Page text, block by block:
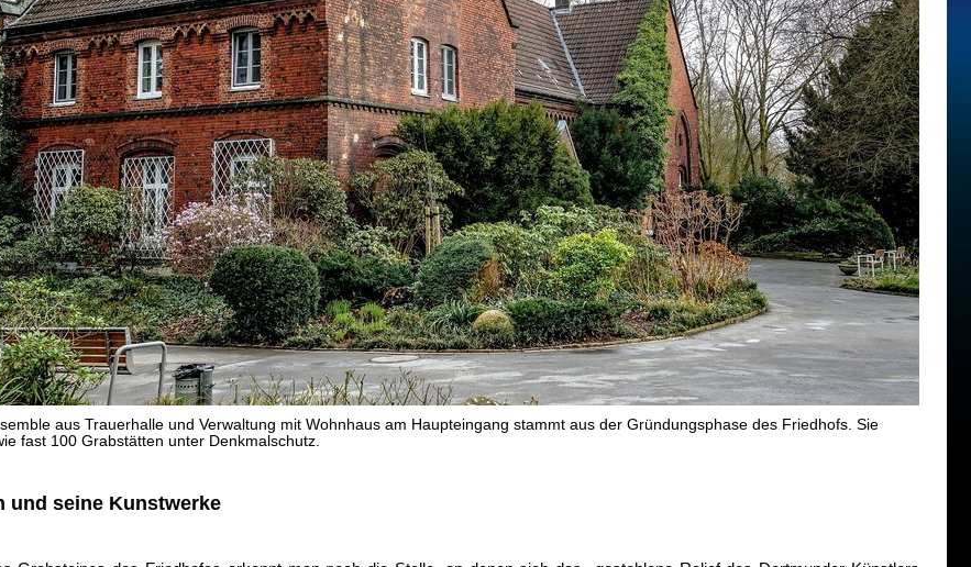
aus Trauerhalle und Verwaltung mit Wohnhaus am Haupteingang stammt aus der Gründungsphase des Friedhofs. Sie
fast 100 Grabstätten unter Denkmalschutz.
und seine Kunstwerke